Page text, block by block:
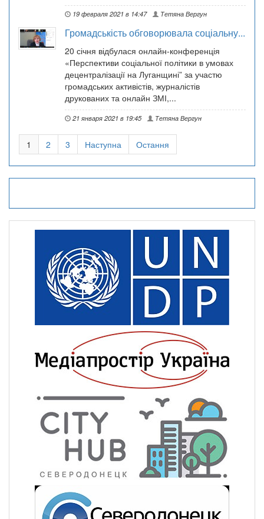
19 февраля 2021 в 14:47 Тетяна Вергун
Громадськість обговорювала соціальну...
20 січня відбулася онлайн-конференція
«Перспективи соціальної політики в умовах
децентралізації на Луганщині” за участю
громадських активістів, журналістів
друкованих та онлайн ЗМІ,...
21 января 2021 в 19:45 Тетяна Вергун
1 2 3 Наступна Остання